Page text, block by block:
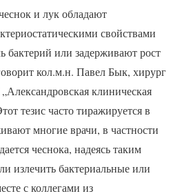
и лук обладают
свойствами
бактерий или задерживают рост
кол.м.н. Павел Бык, хирург
клиническая
тезис часто тиражируется в
многие врачи, в частности
чеснока, надеясь таким
излечить бактериальные или
с коллегами из